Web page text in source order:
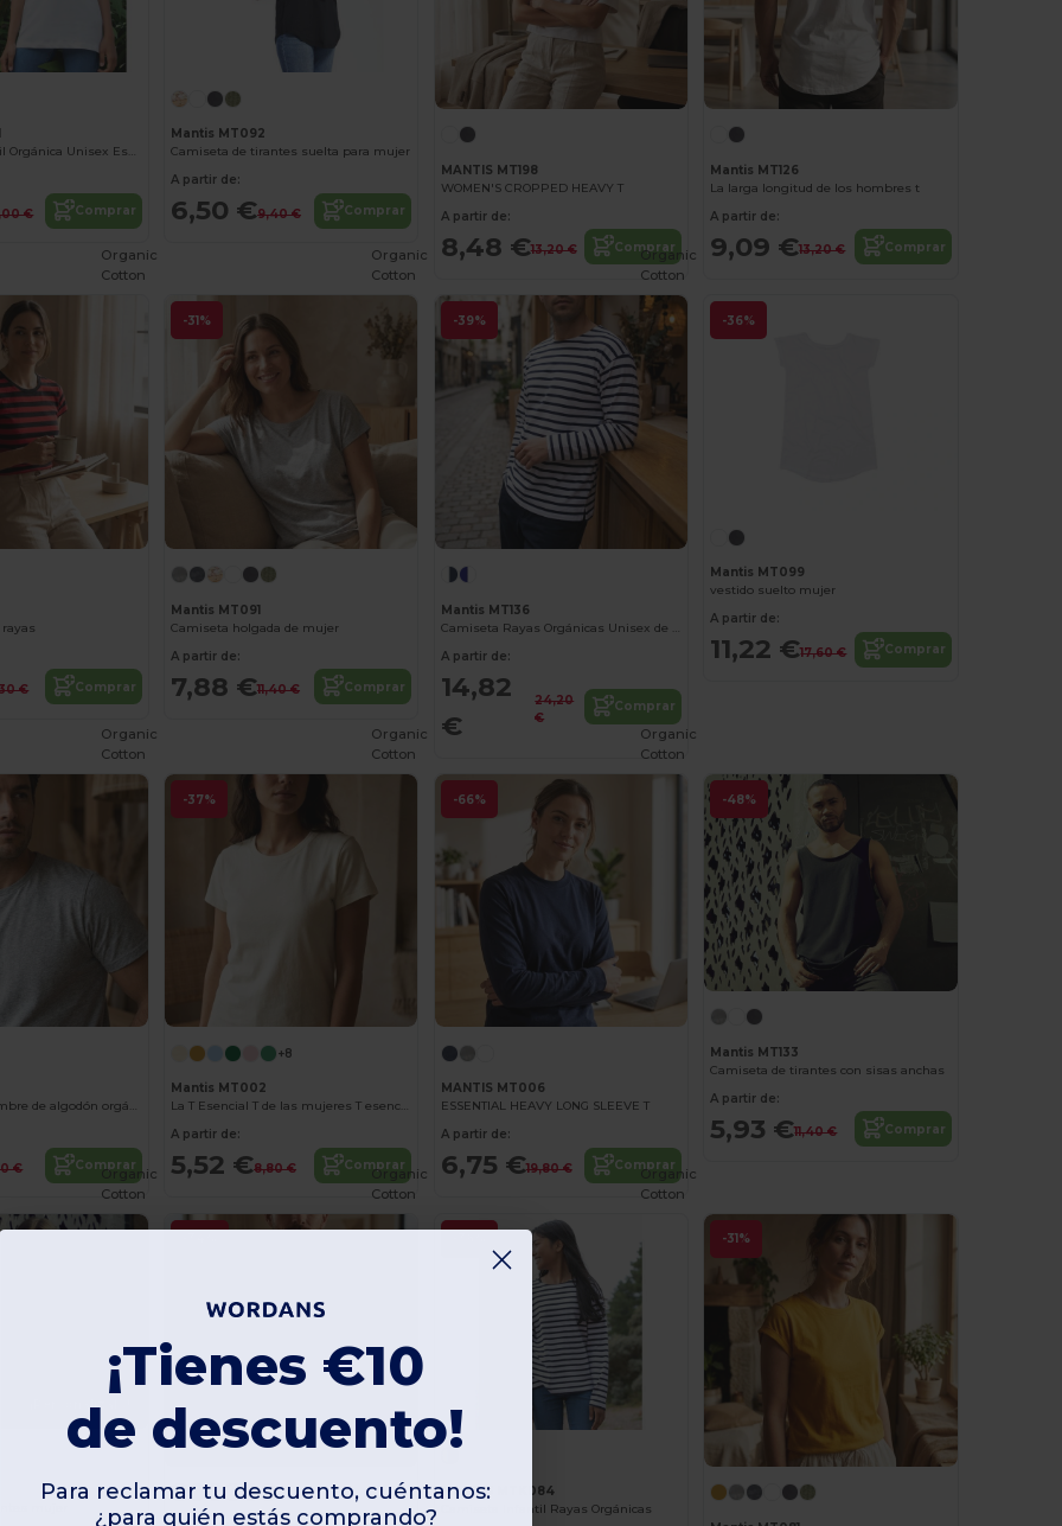
Camiseta Infantil Orgánica Unisex Esencial
€ Comprar
Mantis MT092
Camiseta de tirantes suelta para mujer
A partir de:
6,50 €9,40 € Comprar
MANTIS MT198
WOMEN'S CROPPED HEAVY T
A partir de:
8,48 €13,20 € Comprar
Mantis MT126
La larga longitud de los hombres t
A partir de:
9,09 €13,20 € Comprar
€ Comprar
-31%
Organic
Cotton
Mantis MT091
Camiseta holgada de mujer
A partir de:
7,88 €11,40 € Comprar
-39%
Organic
Cotton
Mantis MT136
A partir de:
14,82
€
24,20
€
Comprar
-36%
Organic
Cotton
Mantis MT099
vestido suelto mujer
A partir de:
11,22 €17,60 € Comprar
Camiseta de hombre de algodón orgánico premium
€ Comprar
-37%
Organic
Cotton
+8
Mantis MT002
La T Esencial T de las mujeres T esencial T de las mujeres
A partir de:
5,52 €8,80 € Comprar
-66%
Organic
Cotton
MANTIS MT006
ESSENTIAL HEAVY LONG SLEEVE T
A partir de:
6,75 €19,80 € Comprar
-48%
Organic
Cotton
Mantis MT133
Camiseta de tirantes con sisas anchas
A partir de:
5,93 €11,40 € Comprar
¡Personalízalo!
mujer
Organic
Cotton
Organic
Cotton
MANTIS MTK084
Camiseta Infantil Rayas Orgánicas
-31%
Organic
Cotton
¡Tienes €10
de descuento!
Para reclamar tu descuento, cuéntanos:
¿para quién estás comprando?